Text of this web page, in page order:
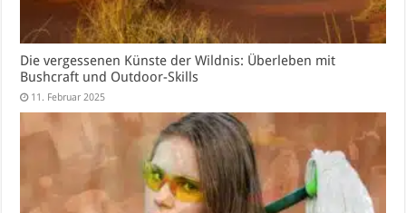
Die vergessenen Künste der Wildnis: Überleben mit
Bushcraft und Outdoor-Skills
11. Februar 2025